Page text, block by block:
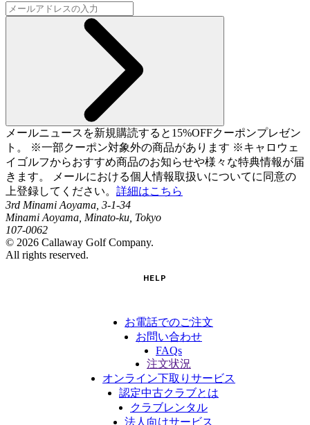
メールニュースを新規購読すると15%OFFクーポンプレゼン
ト。 ※一部クーポン対象外の商品があります ※キャロウェ
イゴルフからおすすめ商品のお知らせや様々な特典情報が届
きます。 メールにおける個人情報取扱いについてに同意の
上登録してください。 詳細はこちら
3rd Minami Aoyama, 3-1-34
Minami Aoyama, Minato-ku, Tokyo
107-0062
© 2026 Callaway Golf Company.
All rights reserved.
HELP
お電話でのご注文
お問い合わせ
FAQs
注文状況
オンライン下取りサービス
認定中古クラブとは
クラブレンタル
法人向けサービス